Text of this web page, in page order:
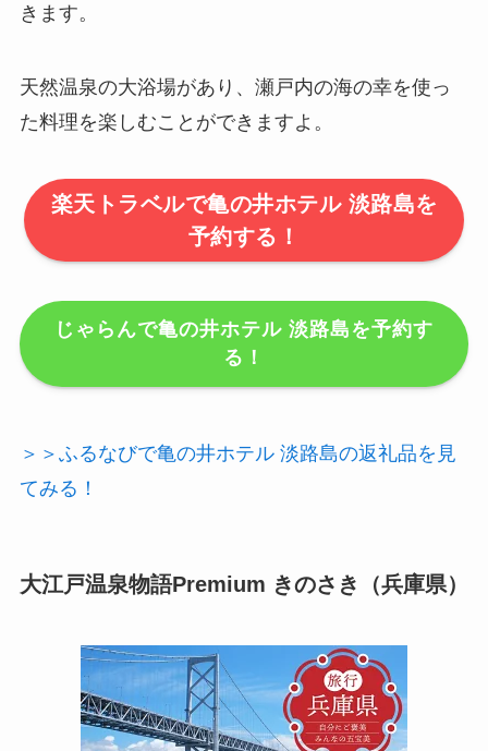
きます。
天然温泉の大浴場があり、瀬戸内の海の幸を使っ
た料理を楽しむことができますよ。
楽天トラベルで亀の井ホテル 淡路島を
予約する！
じゃらんで亀の井ホテル 淡路島を予約す
る！
＞＞ふるなびで亀の井ホテル 淡路島の返礼品を見
てみる！
大江戸温泉物語Premium きのさき（兵庫県）